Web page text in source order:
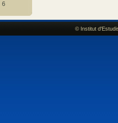
6
© Institut